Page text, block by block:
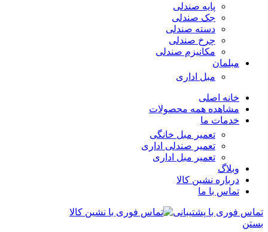
پایه صندلی
جک صندلی
دسته صندلی
چرخ صندلی
مکانیزم صندلی
مبلمان
مبل اداری
خانه اصلی
مشاهده همه محصولات
خدمات ما
تعمیر مبل خانگی
تعمیر صندلی اداری
تعمیر مبل اداری
وبلاگ
درباره نشین کالا
تماس با ما
تماس فوری با پشتیبانی
بستن